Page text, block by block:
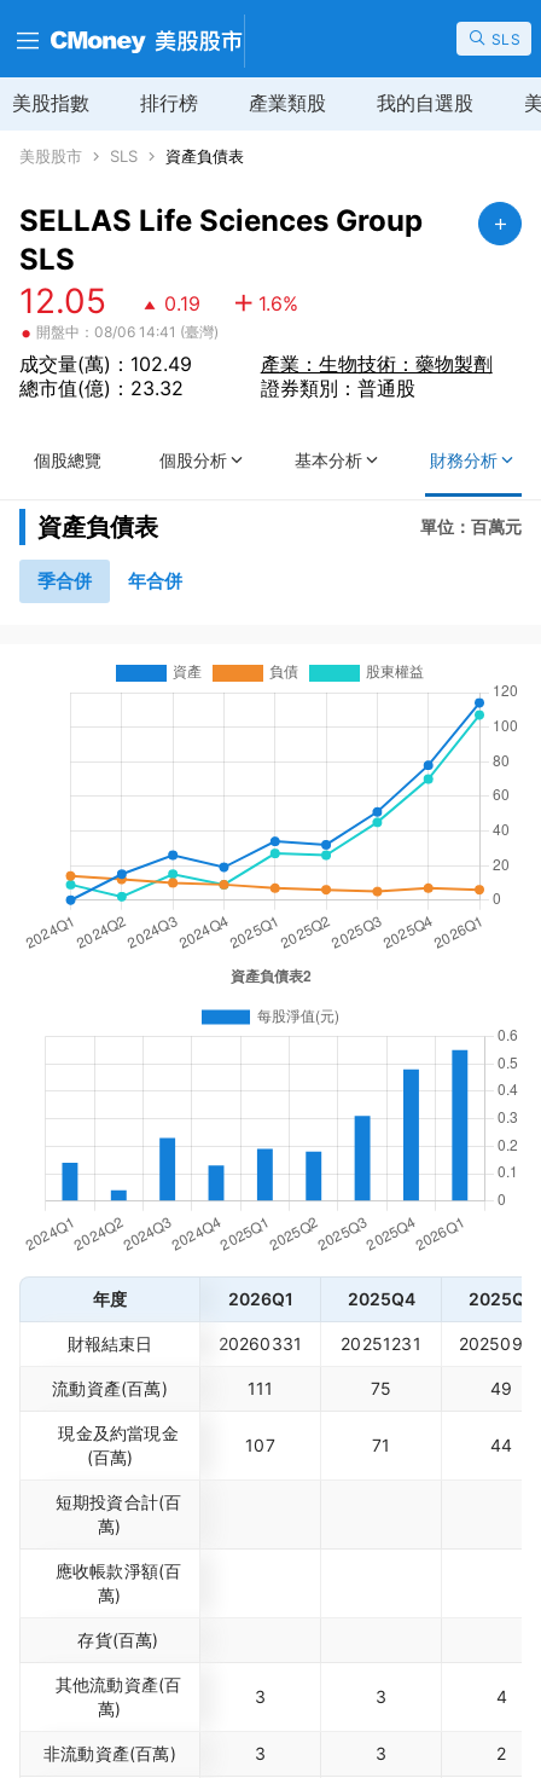
SLS
美股指數 排行榜 產業類股 我的自選股
美股股市 SLS 資產負債表
SELLAS Life Sciences Group
SLS
12.05 0.19 1.6%
• 開盤中：08/06 14:41 (臺灣)
成交量(萬)：102.49
總市值(億)：23.32
產業：生物技術：藥物製劑
證券類別：普通股
個股總覽 個股分析 基本分析 財務分析
資產負債表 單位：百萬元
季合併 年合併
年度 2026Q1 2025Q4 2025Q3
財報結束日 20260331 20251231
流動資產(百萬) 111 75 49
現金及約當現金
(百萬)
107 71 44
短期投資合計(百
萬)
應收帳款淨額(百
萬)
存貨(百萬)
其他流動資產(百
萬)
3 3 4
非流動資產(百萬) 3 3 2